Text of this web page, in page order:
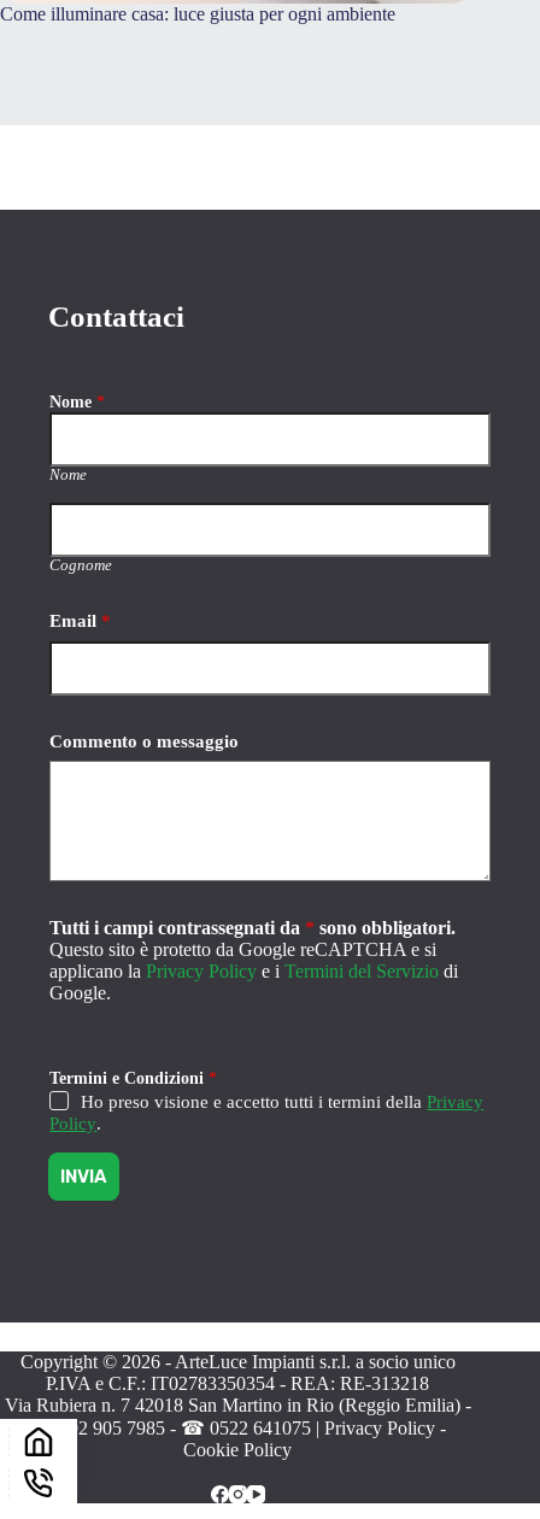
Come illuminare casa: luce giusta per ogni ambiente
Contattaci
Nome *
Nome
Cognome
Email *
Commento o messaggio
Tutti i campi contrassegnati da * sono obbligatori.
Questo sito è protetto da Google reCAPTCHA e si
applicano laPrivacy Policy e iTermini del Servizio di
Google.
e
s
g
i
i
z
i
o
n
i
T
e
r
Termini e Condizioni *
Ho preso visione e accetto tutti i termini dellaPrivacy
Policy.
INVIA
Copyright © 2026 - ArteLuce Impianti s.r.l. a socio unico
P.IVA e C.F.: IT02783350354 - REA: RE-313218
Via Rubiera n. 7 42018 San Martino in Rio (Reggio Emilia) -
☎
392 905 7985- ☎ 0522 641075| Privacy Policy-
Cookie Policy